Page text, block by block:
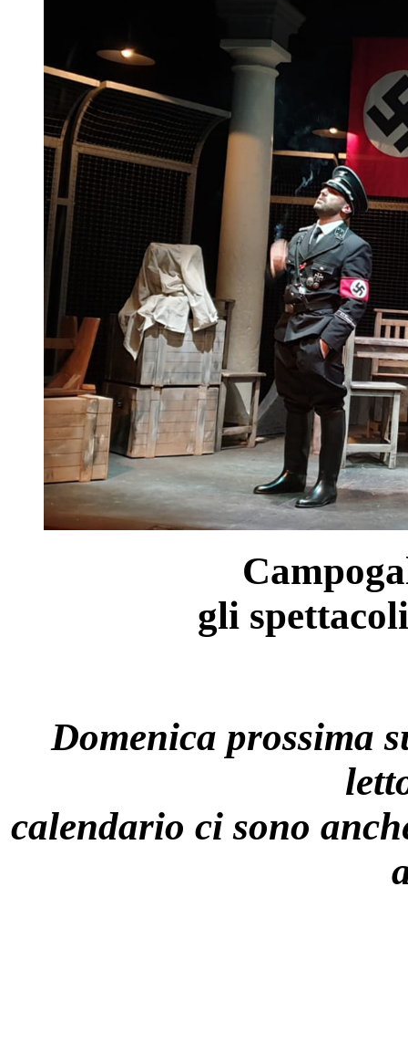
gli
Domenica prossima
calendario ci sono